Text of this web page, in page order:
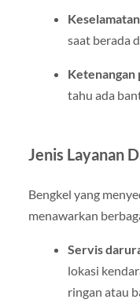
saat berada
Ketenangan
tahu ada
Jenis Layanan
Bengkel yang
menawarkan
Servis
lokasi
ringan atau